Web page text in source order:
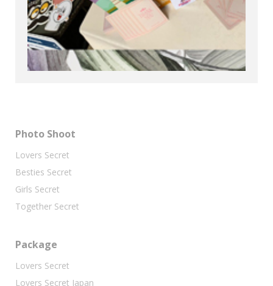
Photo Shoot
Lovers Secret
Besties Secret
Girls Secret
Together Secret
Package
Lovers Secret
Lovers Secret Japan